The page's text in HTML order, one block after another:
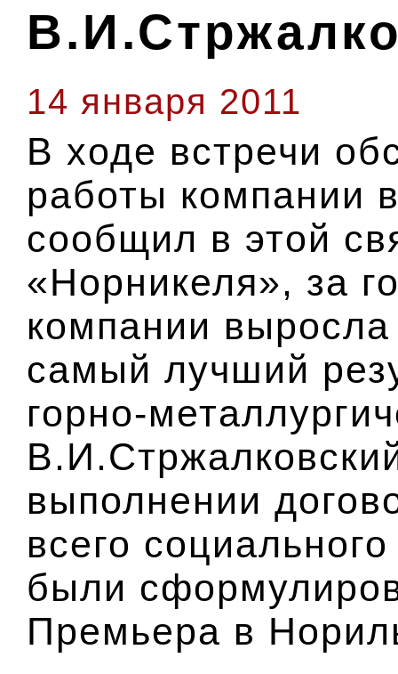
14 января 2011
В ходе встречи
работы компании
сообщил в этой
«Норникеля», за
компании
самый лучший
горно-
выполнении
всего
были
Премьера в